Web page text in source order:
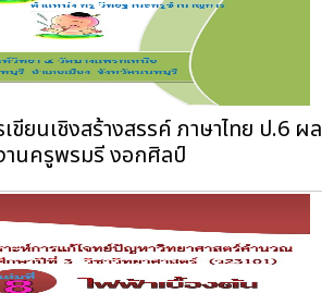
ขียนเชิงสร้างสรรค์ ภาษาไทย ป.6 ผล
านครูพรมรี งอกศิลป์